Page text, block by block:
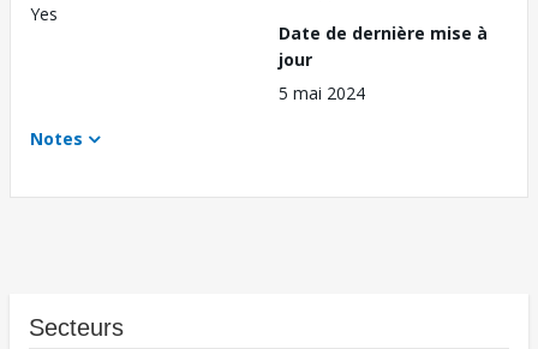
Yes
Date de dernière mise à
jour
5 mai 2024
Notes
Secteurs